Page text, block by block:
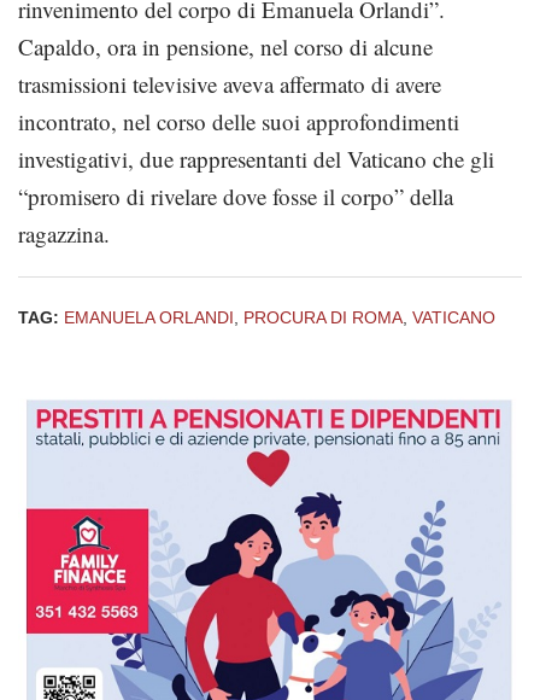
rinvenimento del corpo di Emanuela Orlandi”.
Capaldo, ora in pensione, nel corso di alcune
trasmissioni televisive aveva affermato di avere
incontrato, nel corso delle suoi approfondimenti
investigativi, due rappresentanti del Vaticano che gli
“promisero di rivelare dove fosse il corpo” della
ragazzina.
TAG: EMANUELA ORLANDI PROCURA DI ROMA VATICANO